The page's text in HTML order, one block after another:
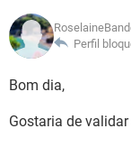
GUIA DE COMPRAS
INSTAGRAM
GUIA DE COMPRAS
CELULAR
OUTLOOK
INSTAGRAM
JOGOS
CELULAR
OUTLOOK
INSTAGRAM
GLOSSÁRIO
JOGOS
Perfil
Bom dia,
Gostaria de